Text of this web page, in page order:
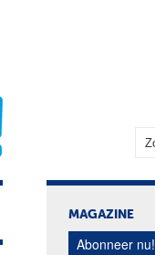
MAGAZINE
Abonneer nu!